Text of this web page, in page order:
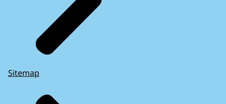
Sitemap